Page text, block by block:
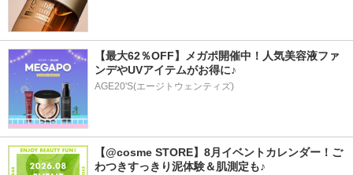
【最大62％OFF】メガポ開催中！人気美容液ファ
ンデやUVアイテムがお得に♪
AGE20'S(エージトウェンティズ)
【@cosme STORE】8月イベントカレンダー！ご
わつきすっきり泥体験＆肌測定も♪